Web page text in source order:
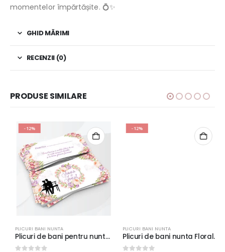
momentelor împărtășite. 💍✨
GHID MĂRIMI
RECENZII (0)
PRODUSE SIMILARE
-12%
PLICURI BANI NUNTA
Plicuri de bani pentru nunta cu model floral si indragostiti, 20x9cm, carton lucios de 240g, calitate superioară, culori vii
-12%
PLICURI BANI NUNTA
Plicuri de bani nunta Floral Iedera, 20x9cm, carton lucios de 240g, calitate superioară, culoare verde